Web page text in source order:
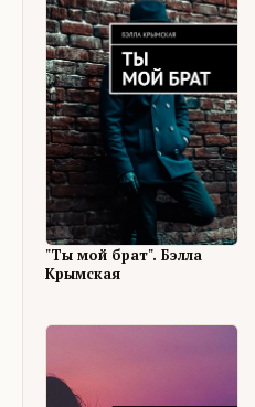
"Ты мой брат". Бэлла
Крымская